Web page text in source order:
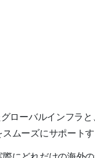
ローバルインフラ
ムーズにサポートす